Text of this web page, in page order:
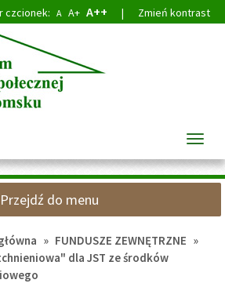
czcionek: A A+ A++ | Zmień kontrast
Przejdź do menu
» FUNDUSZE ZEWNĘTRZNE »
dla JST ze środków